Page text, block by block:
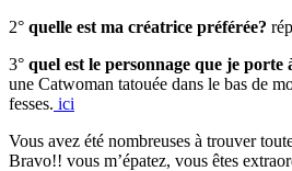
2° quelle est ma créatrice préférée?
3° quel est le personnage que je porte
une Catwoman tatouée dans le bas de
fesses. ici
Vous avez été nombreuses à trouver
Bravo!! vous m’épatez, vous êtes